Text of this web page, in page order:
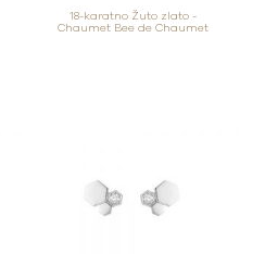
18-karatno Žuto zlato -
Chaumet Bee de Chaumet